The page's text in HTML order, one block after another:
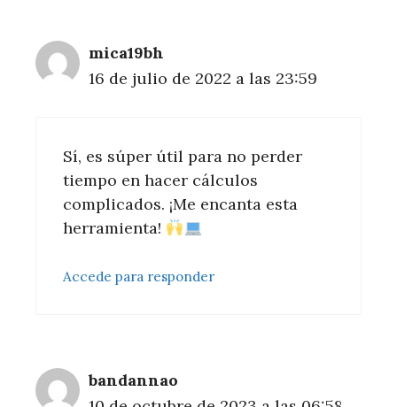
mica19bh
16 de julio de 2022 a las 23:59
Sí, es súper útil para no perder
tiempo en hacer cálculos
complicados. ¡Me encanta esta
herramienta!
Accede para responder
bandannao